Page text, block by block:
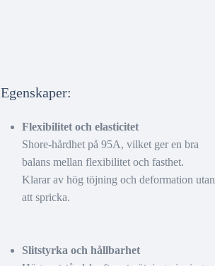
Egenskaper:
Flexibilitet och elasticitet
Shore-hårdhet på 95A, vilket ger en bra
balans mellan flexibilitet och fasthet.
Klarar av hög töjning och deformation utan
att spricka.
Slitstyrka och hållbarhet